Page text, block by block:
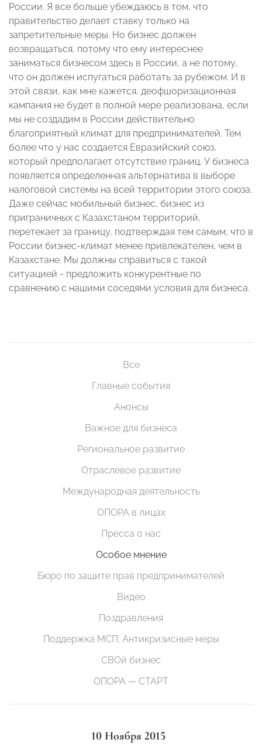
России. Я все больше убеждаюсь в том, что
правительство делает ставку только на
запретительные меры. Но бизнес должен
возвращаться, потому что ему интереснее
заниматься бизнесом здесь в России, а не потому,
что он должен испугаться работать за рубежом. И в
этой связи, как мне кажется, деофшоризационная
кампания не будет в полной мере реализована, если
мы не создадим в России действительно
благоприятный климат для предпринимателей. Тем
более что у нас создается Евразийский союз,
который предполагает отсутствие границ. У бизнеса
появляется определенная альтернатива в выборе
налоговой системы на всей территории этого союза.
Даже сейчас мобильный бизнес, бизнес из
приграничных с Казахстаном территорий,
перетекает за границу, подтверждая тем самым, что в
России бизнес-климат менее привлекателен, чем в
Казахстане. Мы должны справиться с такой
ситуацией - предложить конкурентные по
сравнению с нашими соседями условия для бизнеса.
Все
Главные события
Анонсы
Важное для бизнеса
Региональное развитие
Отраслевое развитие
Международная деятельность
ОПОРА в лицах
Пресса о нас
Особое мнение
Бюро по защите прав предпринимателей
Видео
Поздравления
Поддержка МСП. Антикризисные меры
СВОй бизнес
ОПОРА — СТАРТ
10 Ноября 2015